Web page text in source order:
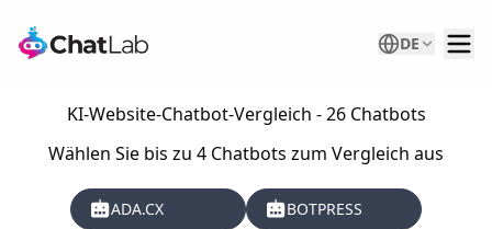
DE
KI-Website-Chatbot-Vergleich - 26 Chatbots
Wählen Sie bis zu 4 Chatbots zum Vergleich aus
ADA.CX
BOTPRESS